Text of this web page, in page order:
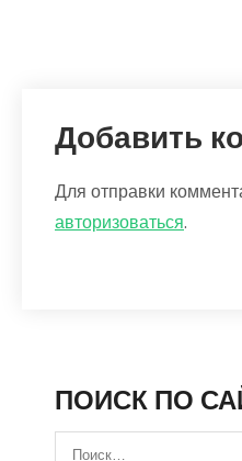
Добавить
Для отправки
авторизоваться.
ПОИСК ПО